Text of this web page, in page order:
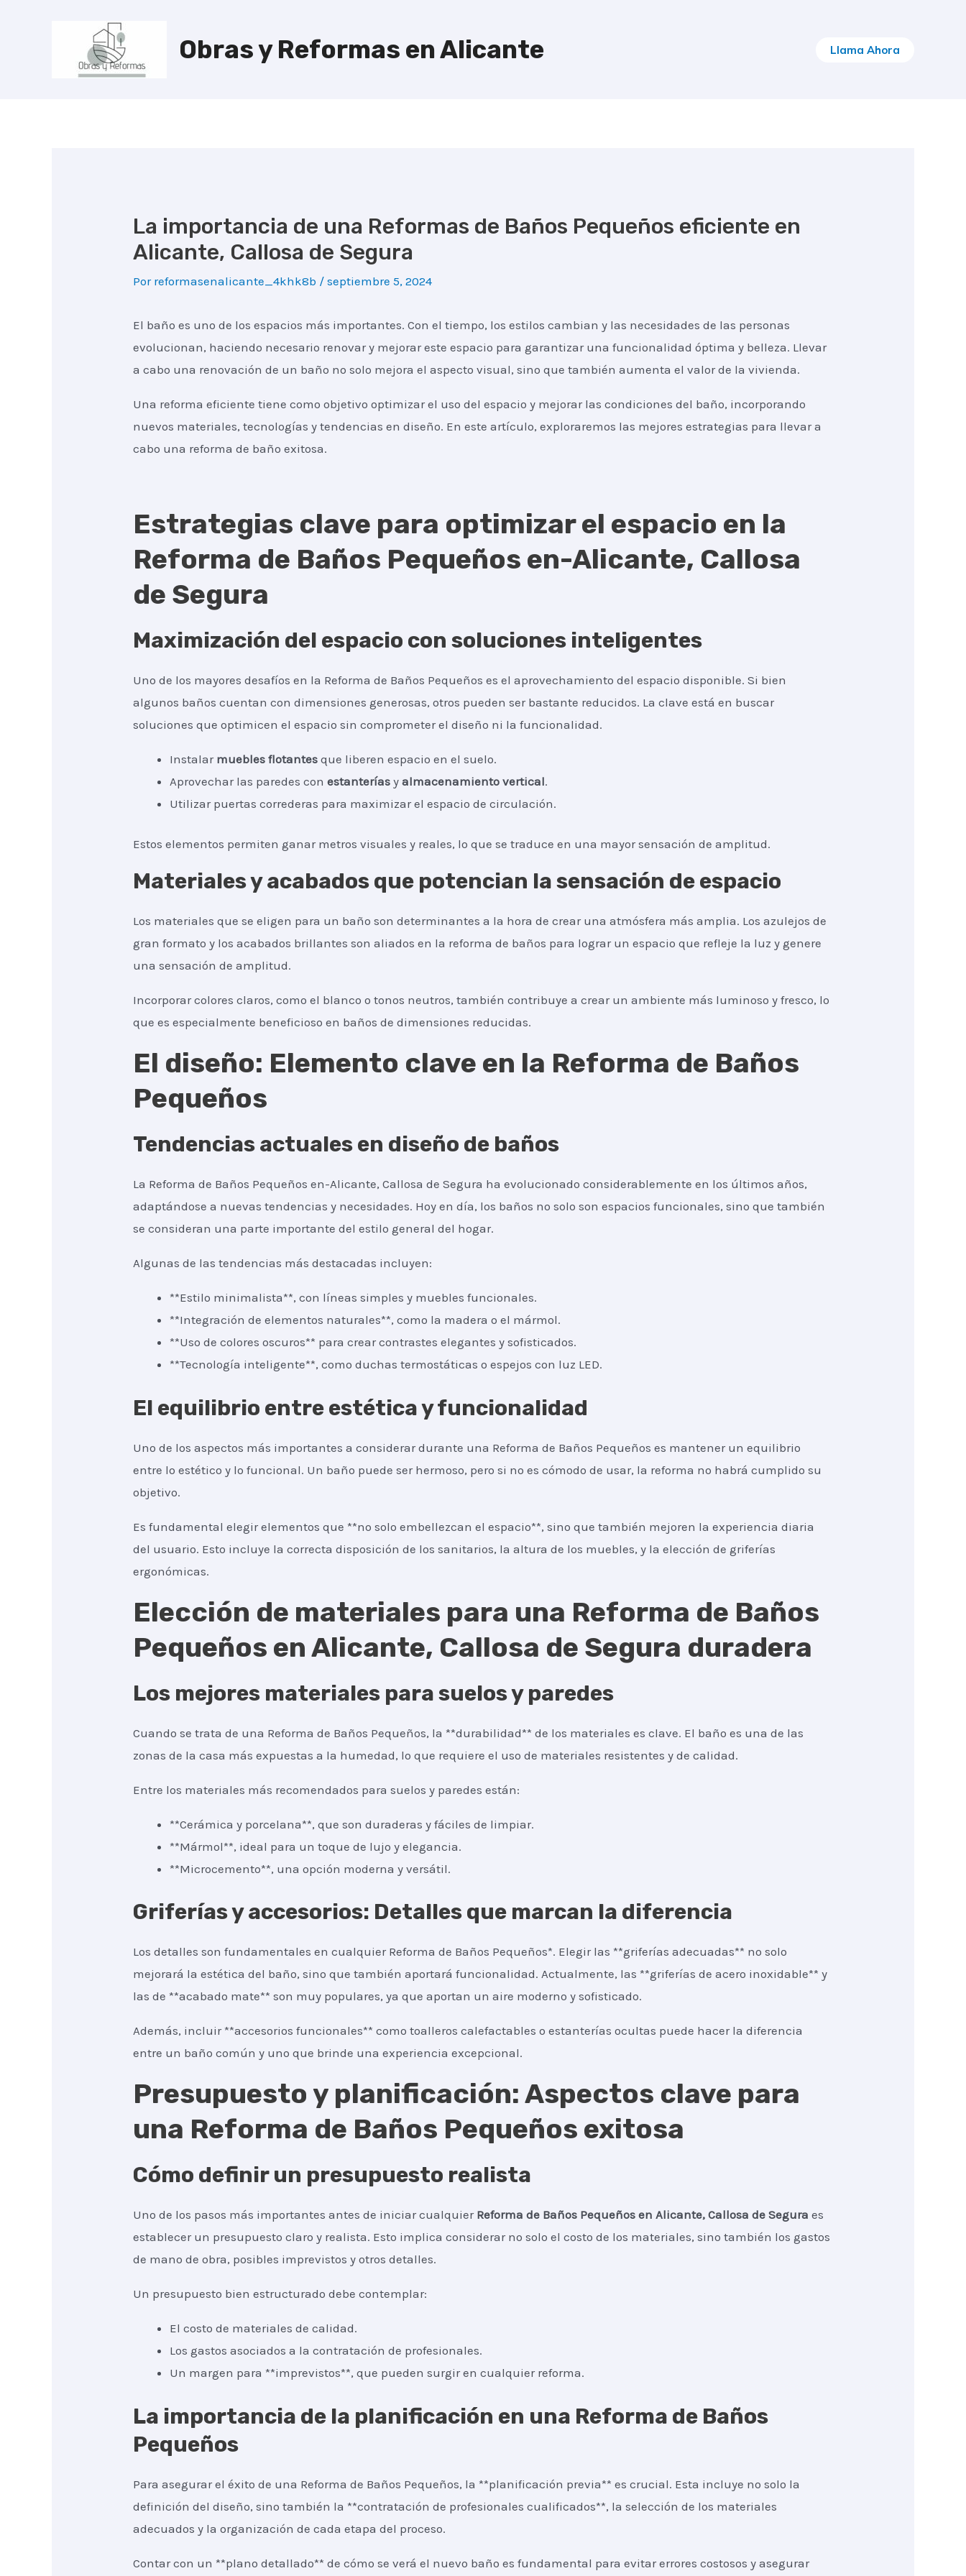
Obras y Reformas en Alicante Llama Ahora
La importancia de una Reformas de Baños Pequeños eficiente en
Alicante, Callosa de Segura
Por reformasenalicante_4khk8b /septiembre 5, 2024
El baño es uno de los espacios más importantes. Con el tiempo, los estilos cambian y las necesidades de las personas
evolucionan, haciendo necesario renovar y mejorar este espacio para garantizar una funcionalidad óptima y belleza. Llevar
a cabo una renovación de un baño no solo mejora el aspecto visual, sino que también aumenta el valor de la vivienda.
Una reforma eficiente tiene como objetivo optimizar el uso del espacio y mejorar las condiciones del baño, incorporando
nuevos materiales, tecnologías y tendencias en diseño. En este artículo, exploraremos las mejores estrategias para llevar a
cabo una reforma de baño exitosa.
Estrategias clave para optimizar el espacio en la
Reforma de Baños Pequeños en-Alicante, Callosa
de Segura
Maximización del espacio con soluciones inteligentes
Uno de los mayores desafíos en la Reforma de Baños Pequeños es el aprovechamiento del espacio disponible. Si bien
algunos baños cuentan con dimensiones generosas, otros pueden ser bastante reducidos. La clave está en buscar
soluciones que optimicen el espacio sin comprometer el diseño ni la funcionalidad.
Instalar muebles flotantes que liberen espacio en el suelo.
Aprovechar las paredes conestanterías yalmacenamiento vertical.
Utilizar puertas correderas para maximizar el espacio de circulación.
Estos elementos permiten ganar metros visuales y reales, lo que se traduce en una mayor sensación de amplitud.
Materiales y acabados que potencian la sensación de espacio
Los materiales que se eligen para un baño son determinantes a la hora de crear una atmósfera más amplia. Los azulejos de
gran formato y los acabados brillantes son aliados en la reforma de baños para lograr un espacio que refleje la luz y genere
una sensación de amplitud.
Incorporar colores claros, como el blanco o tonos neutros, también contribuye a crear un ambiente más luminoso y fresco, lo
que es especialmente beneficioso en baños de dimensiones reducidas.
El diseño: Elemento clave en la Reforma de Baños
Pequeños
Tendencias actuales en diseño de baños
La Reforma de Baños Pequeños en-Alicante, Callosa de Segura ha evolucionado considerablemente en los últimos años,
adaptándose a nuevas tendencias y necesidades. Hoy en día, los baños no solo son espacios funcionales, sino que también
se consideran una parte importante del estilo general del hogar.
Algunas de las tendencias más destacadas incluyen:
**Estilo minimalista**, con líneas simples y muebles funcionales.
**Integración de elementos naturales**, como la madera o el mármol.
**Uso de colores oscuros** para crear contrastes elegantes y sofisticados.
**Tecnología inteligente**, como duchas termostáticas o espejos con luz LED.
El equilibrio entre estética y funcionalidad
Uno de los aspectos más importantes a considerar durante una Reforma de Baños Pequeños es mantener un equilibrio
entre lo estético y lo funcional. Un baño puede ser hermoso, pero si no es cómodo de usar, la reforma no habrá cumplido su
objetivo.
Es fundamental elegir elementos que **no solo embellezcan el espacio**, sino que también mejoren la experiencia diaria
del usuario. Esto incluye la correcta disposición de los sanitarios, la altura de los muebles, y la elección de griferías
ergonómicas.
Elección de materiales para una Reforma de Baños
Pequeños en Alicante, Callosa de Segura duradera
Los mejores materiales para suelos y paredes
Cuando se trata de una Reforma de Baños Pequeños, la **durabilidad** de los materiales es clave. El baño es una de las
zonas de la casa más expuestas a la humedad, lo que requiere el uso de materiales resistentes y de calidad.
Entre los materiales más recomendados para suelos y paredes están:
**Cerámica y porcelana**, que son duraderas y fáciles de limpiar.
**Mármol**, ideal para un toque de lujo y elegancia.
**Microcemento**, una opción moderna y versátil.
Griferías y accesorios: Detalles que marcan la diferencia
Los detalles son fundamentales en cualquier Reforma de Baños Pequeños*. Elegir las **griferías adecuadas** no solo
mejorará la estética del baño, sino que también aportará funcionalidad. Actualmente, las **griferías de acero inoxidable** y
las de **acabado mate** son muy populares, ya que aportan un aire moderno y sofisticado.
Además, incluir **accesorios funcionales** como toalleros calefactables o estanterías ocultas puede hacer la diferencia
entre un baño común y uno que brinde una experiencia excepcional.
Presupuesto y planificación: Aspectos clave para
una Reforma de Baños Pequeños exitosa
Cómo definir un presupuesto realista
Uno de los pasos más importantes antes de iniciar cualquier Reforma de Baños Pequeños en Alicante, Callosa de Seguraes
establecer un presupuesto claro y realista. Esto implica considerar no solo el costo de los materiales, sino también los gastos
de mano de obra, posibles imprevistos y otros detalles.
Un presupuesto bien estructurado debe contemplar:
El costo de materiales de calidad.
Los gastos asociados a la contratación de profesionales.
Un margen para **imprevistos**, que pueden surgir en cualquier reforma.
La importancia de la planificación en una Reforma de Baños
Pequeños
Para asegurar el éxito de una Reforma de Baños Pequeños, la **planificación previa** es crucial. Esta incluye no solo la
definición del diseño, sino también la **contratación de profesionales cualificados**, la selección de los materiales
adecuados y la organización de cada etapa del proceso.
Contar con un **plano detallado** de cómo se verá el nuevo baño es fundamental para evitar errores costosos y asegurar